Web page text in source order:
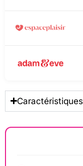
Caractéristiques